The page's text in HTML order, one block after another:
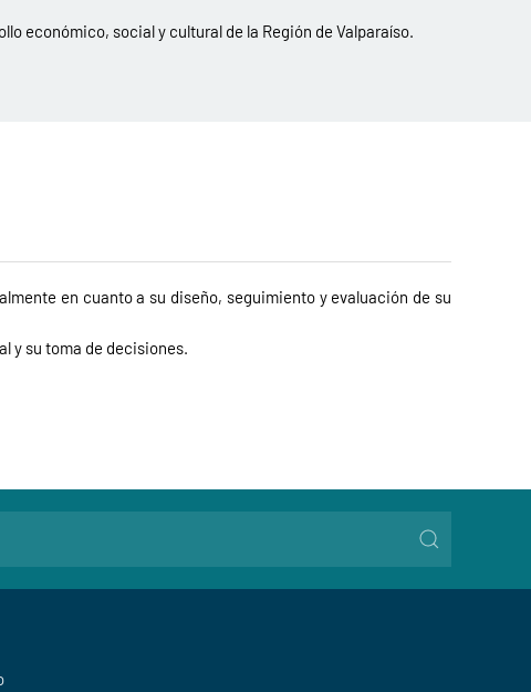
económico, social y cultural de la Región de Valparaíso.
en cuanto a su diseño, seguimiento y evaluación de su
y su toma de decisiones.